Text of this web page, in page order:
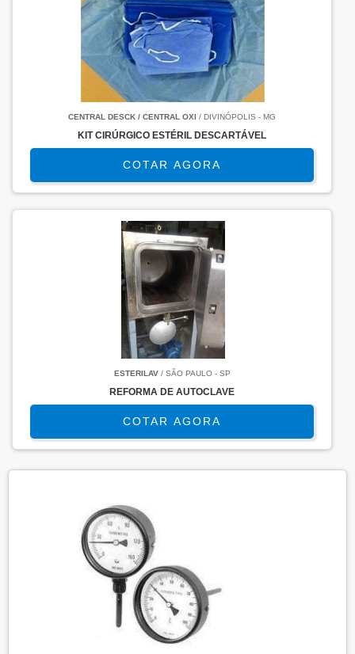
CENTRAL DESCK / CENTRAL OXI/ DIVINÓPOLIS - MG
KIT CIRÚRGICO ESTÉRIL DESCARTÁVEL
COTAR AGORA
ESTERILAV/ SÃO PAULO - SP
REFORMA DE AUTOCLAVE
COTAR AGORA